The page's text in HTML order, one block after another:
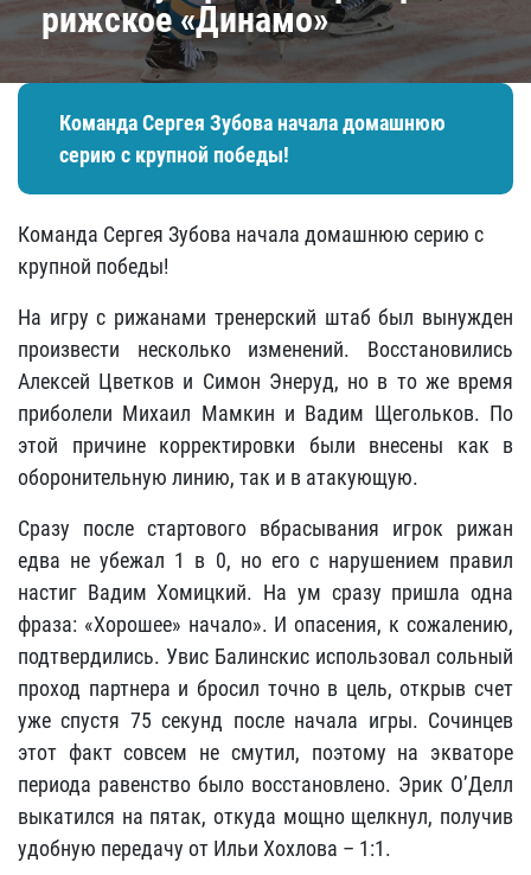
рижское «Динамо»
Команда Сергея Зубова начала домашнюю
серию с крупной победы!
Команда Сергея Зубова начала домашнюю серию с
крупной победы!
На игру с рижанами тренерский штаб был вынужден
произвести несколько изменений. Восстановились
Алексей Цветков и Симон Энеруд, но в то же время
приболели Михаил Мамкин и Вадим Щегольков. По
этой причине корректировки были внесены как в
оборонительную линию, так и в атакующую.
Сразу после стартового вбрасывания игрок рижан
едва не убежал 1 в 0, но его с нарушением правил
настиг Вадим Хомицкий. На ум сразу пришла одна
фраза: «Хорошее» начало». И опасения, к сожалению,
подтвердились. Увис Балинскис использовал сольный
проход партнера и бросил точно в цель, открыв счет
уже спустя 75 секунд после начала игры. Сочинцев
этот факт совсем не смутил, поэтому на экваторе
периода равенство было восстановлено. Эрик О’Делл
выкатился на пятак, откуда мощно щелкнул, получив
удобную передачу от Ильи Хохлова – 1:1.